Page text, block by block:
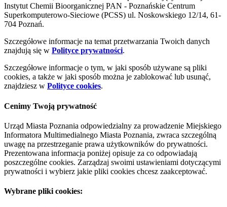
Instytut Chemii Bioorganicznej PAN - Poznańskie Centrum
Superkomputerowo-Sieciowe (PCSS) ul. Noskowskiego 12/14, 61-
704 Poznań.
Szczegółowe informacje na temat przetwarzania Twoich danych
znajdują się w Polityce prywatności.
Szczegółowe informacje o tym, w jaki sposób używane są pliki
cookies, a także w jaki sposób można je zablokować lub usunąć,
znajdziesz w Polityce cookies.
Cenimy Twoją prywatność
Urząd Miasta Poznania odpowiedzialny za prowadzenie Miejskiego
Informatora Multimedialnego Miasta Poznania, zwraca szczególną
uwagę na przestrzeganie prawa użytkowników do prywatności.
Prezentowana informacja poniżej opisuje za co odpowiadają
poszczególne cookies. Zarządzaj swoimi ustawieniami dotyczącymi
prywatności i wybierz jakie pliki cookies chcesz zaakceptować.
Wybrane pliki cookies: